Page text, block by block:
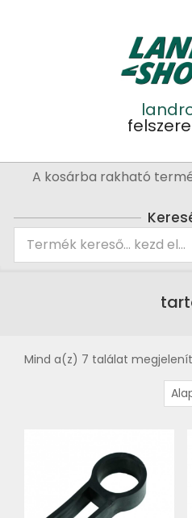
PrimaryA kosárba rakható
Mind a(z) 7 találat